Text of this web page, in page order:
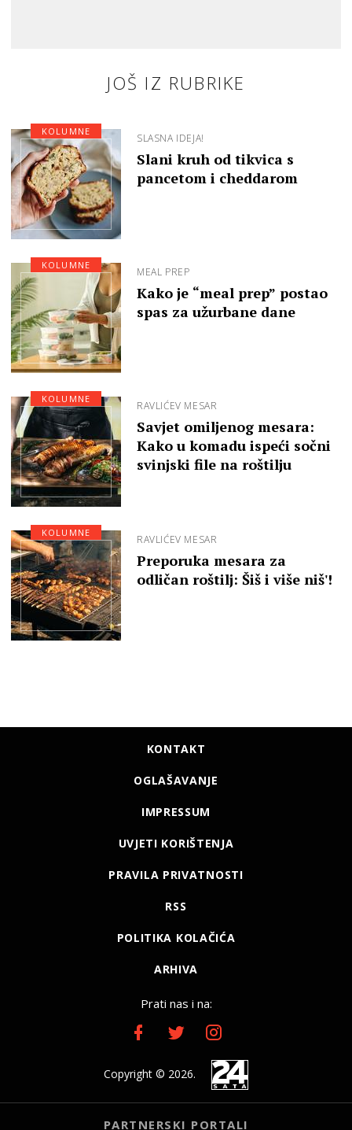
JOŠ IZ RUBRIKE
SLASNA IDEJA!
Slani kruh od tikvica s
pancetom i cheddarom
KOLUMNE
MEAL PREP
Kako je “meal prep” postao
spas za užurbane dane
KOLUMNE
RAVLIĆEV MESAR
Savjet omiljenog mesara:
Kako u komadu ispeći sočni
svinjski file na roštilju
KOLUMNE
RAVLIĆEV MESAR
Preporuka mesara za
odličan roštilj: Šiš i više niš'!
KOLUMNE
KONTAKT
OGLAŠAVANJE
IMPRESSUM
UVJETI KORIŠTENJA
PRAVILA PRIVATNOSTI
RSS
POLITIKA KOLAČIĆA
ARHIVA
Prati nas i na:
Copyright © 2026.
PARTNERSKI PORTALI